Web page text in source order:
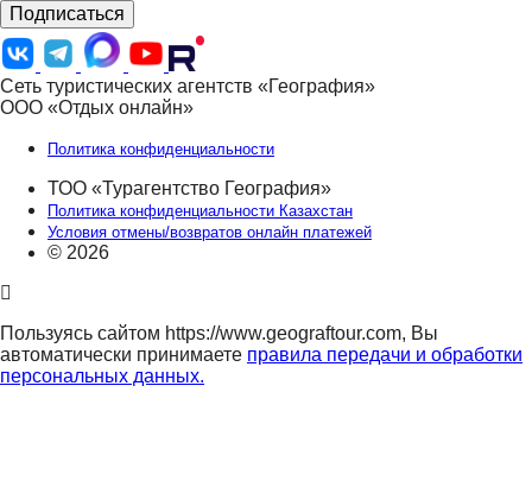
Подписаться
Сеть туристических агентств «География»
ООО «Отдых онлайн»
Политика конфиденциальности
ТОО «Турагентство География»
Политика конфиденциальности Казахстан
Условия отмены/возвратов онлайн платежей
© 2026
Пользуясь сайтом https://www.geograftour.com, Вы
автоматически принимаете правила передачи и обработки
персональных данных.